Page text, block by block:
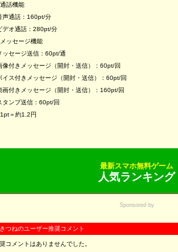
話機能
声通話：160pt/分
デオ通話：280pt/分
ッセージ機能
ッセージ送信：60pt/通
像付きメッセージ（開封・送信）：60pt/回
イス付きメッセージ（開封・送信）：60pt/回
画付きメッセージ（開封・送信）：160pt/回
タンプ送信：60pt/回
＝約1.2円
最新スマホ無料ゲーム
人気ランキング
Sponsored by
きつねのユーザー推奨コメント
コメントはありませんでした。